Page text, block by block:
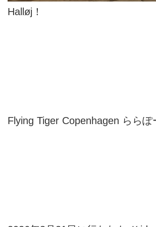
Halløj！
Flying Tiger Copenhagen らら